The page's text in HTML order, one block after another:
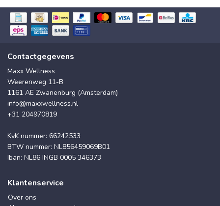
Contactgegevens
Maxx Wellness
Weerenweg 11-B
1161 AE Zwanenburg (Amsterdam)
info@maxxwellness.nl
+31 204970819
KvK nummer: 66242533
BTW nummer: NL856459069B01
Iban: NL86 INGB 0005 346373
Klantenservice
Over ons